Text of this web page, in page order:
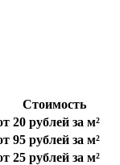
Стоимость
20 рублей за м²
95 рублей за м²
25 рублей за м²